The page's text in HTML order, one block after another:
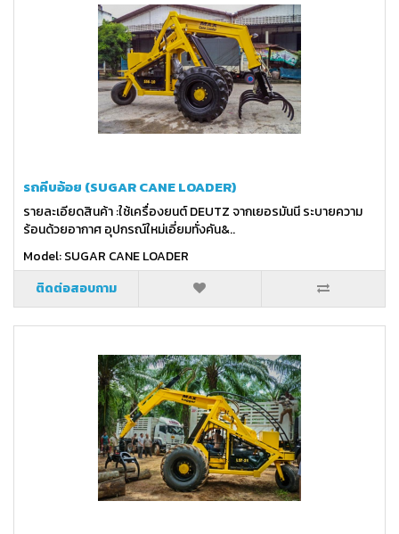
รถคีบอ้อย (SUGAR CANE LOADER)
รายละเอียดสินค้า :ใช้เครื่องยนต์ DEUTZ จากเยอรมันนี ระบายความ
ร้อนด้วยอากาศ อุปกรณ์ใหม่เอี่ยมทั่งคัน&..
Model: SUGAR CANE LOADER
ติดต่อสอบถาม